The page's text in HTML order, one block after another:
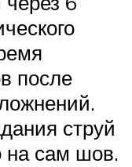
после
струй
на сам шов.